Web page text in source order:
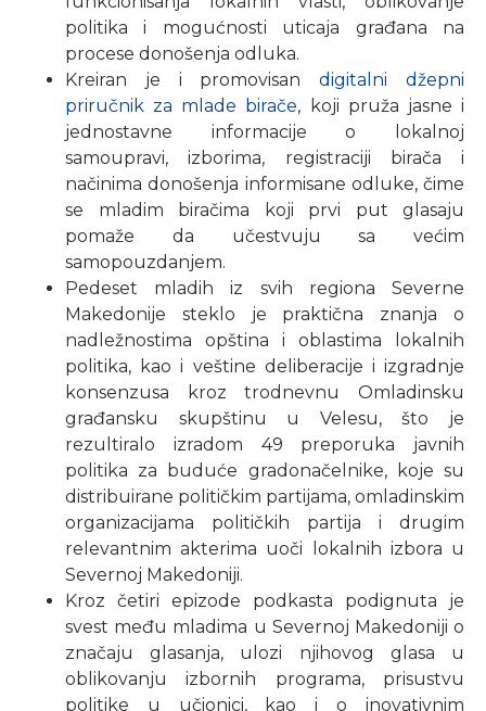
politika i mogućnosti uticaja građana na
procese donošenja odluka.
Kreiran je i promovisandigitalni džepni
priručnik za mlade birače, koji pruža jasne i
jednostavne informacije o lokalnoj
samoupravi, izborima, registraciji birača i
načinima donošenja informisane odluke, čime
se mladim biračima koji prvi put glasaju
pomaže da učestvuju sa većim
samopouzdanjem.
Pedeset mladih iz svih regiona Severne
Makedonije steklo je praktična znanja o
nadležnostima opština i oblastima lokalnih
politika, kao i veštine deliberacije i izgradnje
konsenzusa kroz trodnevnu Omladinsku
građansku skupštinu u Velesu, što je
rezultiralo izradom 49 preporuka javnih
politika za buduće gradonačelnike, koje su
distribuirane političkim partijama, omladinskim
organizacijama političkih partija i drugim
relevantnim akterima uoči lokalnih izbora u
Severnoj Makedoniji.
Kroz četiri epizode podkasta podignuta je
svest među mladima u Severnoj Makedoniji o
značaju glasanja, ulozi njihovog glasa u
oblikovanju izbornih programa, prisustvu
politike u učionici, kao i o inovativnim